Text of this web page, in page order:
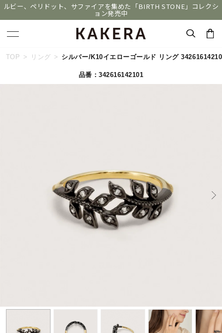
ルビー、ペリドット、サファイアを集めた「BIRTH STONE」コレクシ
ョン発売中
キーワードで検索する
すべてのジュエリー
誕生石
TOP リング シルバー/K10イエローゴールド リング
品番：342616142101